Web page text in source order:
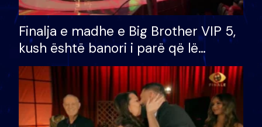
Finalja e madhe e Big Brother VIP 5,
kush është banori i parë që lë
shtëpinë dhe humb mundësinë për
të fituar çmimin e madh